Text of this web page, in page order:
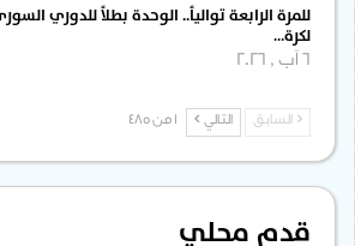
للمرة الرابعة توالياً.. الوحدة بطلاً للدوري السوري
لكرة…
السابق التالي
قدم محلي